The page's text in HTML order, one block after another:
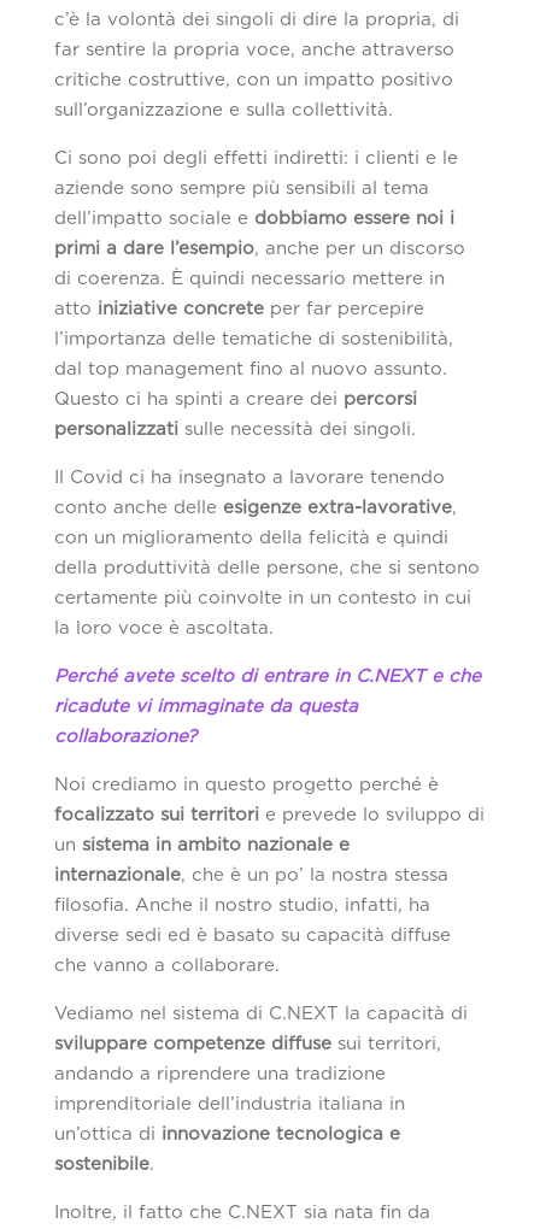
c’è la volontà dei singoli di dire la propria, di
far sentire la propria voce, anche attraverso
critiche costruttive, con un impatto positivo
sull’organizzazione e sulla collettività.
Ci sono poi degli effetti indiretti: i clienti e le
aziende sono sempre più sensibili al tema
dell’impatto sociale e dobbiamo essere noi i
primi a dare l’esempio, anche per un discorso
di coerenza. È quindi necessario mettere in
atto iniziative concreteper far percepire
l’importanza delle tematiche di sostenibilità,
dal top management fino al nuovo assunto.
Questo ci ha spinti a creare dei percorsi
personalizzatisulle necessità dei singoli.
Il Covid ci ha insegnato a lavorare tenendo
conto anche delle esigenze extra-lavorative,
con un miglioramento della felicità e quindi
della produttività delle persone, che si sentono
certamente più coinvolte in un contesto in cui
la loro voce è ascoltata.
Perché avete scelto di entrare in C.NEXT e che
ricadute vi immaginate da questa
collaborazione?
Noi crediamo in questo progetto perché è
focalizzato sui territorie prevede lo sviluppo di
un sistema in ambito nazionale e
internazionale, che è un po’ la nostra stessa
filosofia. Anche il nostro studio, infatti, ha
diverse sedi ed è basato su capacità diffuse
che vanno a collaborare.
Vediamo nel sistema di C.NEXT la capacità di
sviluppare competenze diffusesui territori,
andando a riprendere una tradizione
imprenditoriale dell’industria italiana in
un’ottica di innovazione tecnologica e
sostenibile.
Inoltre, il fatto che C.NEXT sia nata fin da